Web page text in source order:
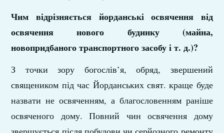
Чим відрізняється йорданські освячення від
освячення нового будинку (майна,
новопридбаного транспортного засобу і т. д.)?
З точки зору богослів’я, обряд, звершений
священиком під час Йорданських свят. краще буде
назвати не освяченням, а благословенням раніше
освяченого дому. Повний чин освячення дому